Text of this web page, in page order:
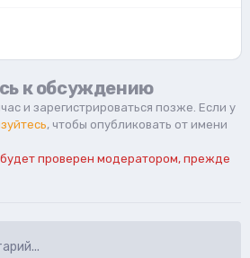
к обсуждению
и зарегистрироваться позже. Если у
, чтобы опубликовать от имени
проверен модератором, прежде